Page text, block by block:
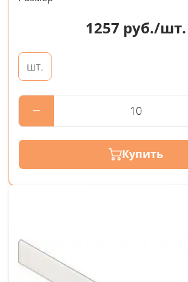
1257 руб./шт.
шт.
Купить